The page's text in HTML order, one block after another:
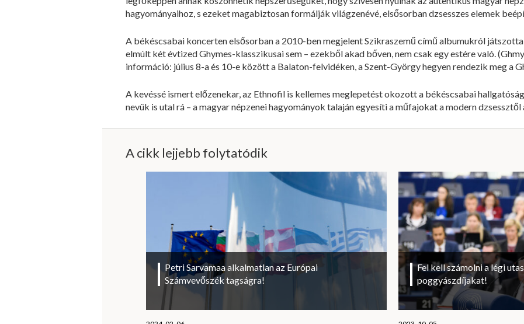
hagyományaihoz, s ezeket magabiztosan formálják világzenévé, elsősorban dzsesszes elemek
A békéscsabai koncerten elsősorban a 2010-ben megjelent Szikraszemű című albumukról
elmúlt két évtized Ghymes-klasszikusai sem – ezekből akad bőven, nem csak egy estére való.
információ: július 8-a és 10-e között a Balaton-felvidéken, a Szent-György hegyen rendezik meg a
A kevéssé ismert előzenekar, az Ethnofil is kellemes meglepetést okozott a békéscsabai
nevük is utal rá – a magyar népzenei hagyományok talaján egyesíti a műfajokat a modern dzsessztől
A cikk lejjebb folytatódik
Petri Sarvamaa alkalmatlan az Európai
Számvevőszék tagságra!
Fel kell számolni a légi
poggyászdíjakat!